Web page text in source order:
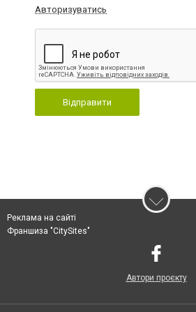
Авторизуватись
Відправити
Реклама на сайті
Франшиза "CitySites"
Автори проєкту